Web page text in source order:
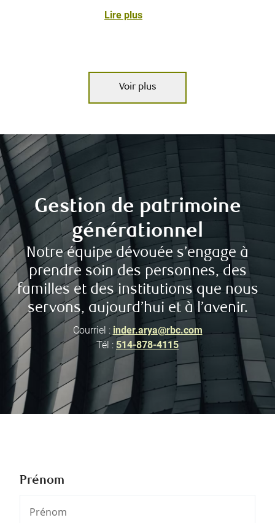
Lire plus
Voir plus
Gestion de patrimoine
générationnel
Notre équipe dévouée s’engage à
prendre soin des personnes, des
familles et des institutions que nous
servons, aujourd’hui et à l’avenir.
Courriel : inder.arya@rbc.com
Tél : 514-878-4115
Prénom